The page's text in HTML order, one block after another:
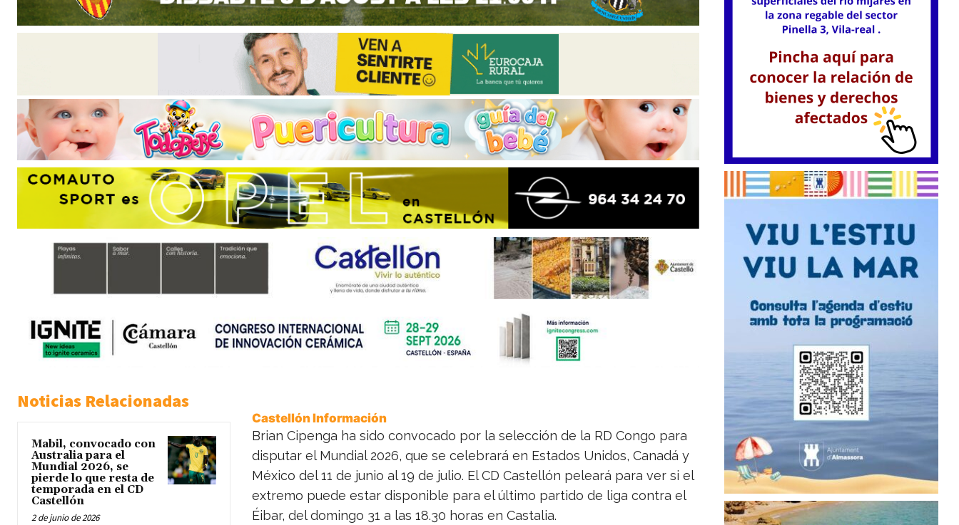
Noticias Relacionadas
Mabil, convocado con
Australia para el
Mundial 2026, se
pierde lo que resta de
temporada en el CD
Castellón
2 de junio de 2026
Castellón Información
Brian Cipenga ha sido convocado por la selección de la RD Congo para
disputar el Mundial 2026, que se celebrará en Estados Unidos, Canadá y
México del 11 de junio al 19 de julio. El CD Castellón peleará para ver si el
extremo puede estar disponible para el último partido de liga contra el
Éibar, del domingo 31 a las 18.30 horas en Castalia.